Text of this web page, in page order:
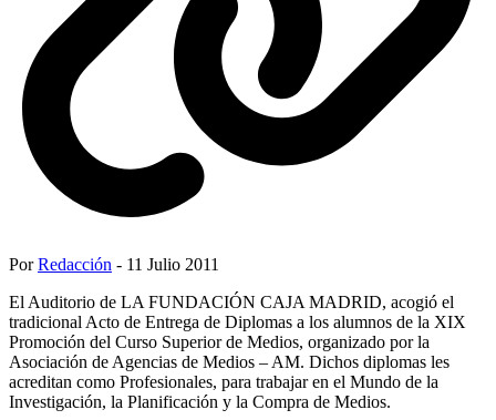
PorRedacción - 11 Julio 2011
El Auditorio de LA FUNDACIÓN CAJA MADRID, acogió el
tradicional Acto de Entrega de Diplomas a los alumnos de la XIX
Promoción del Curso Superior de Medios, organizado por la
Asociación de Agencias de Medios – AM. Dichos diplomas les
acreditan como Profesionales, para trabajar en el Mundo de la
Investigación, la Planificación y la Compra de Medios.